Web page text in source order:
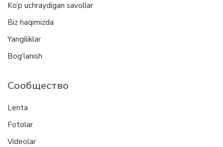
Ko’p uchraydigan savollar
Biz haqimizda
Yangiliklar
Bog’lanish
Сообщество
Lenta
Fotolar
Videolar